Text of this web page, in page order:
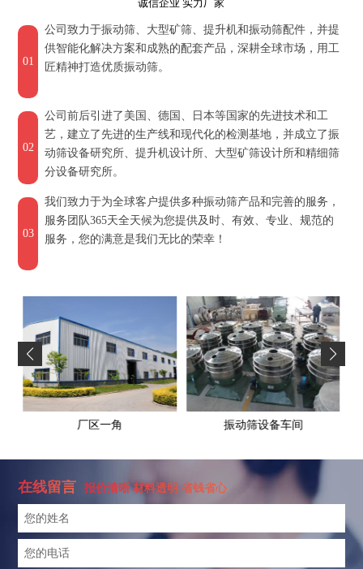
诚信企业 实力厂家
01
公司致力于振动筛、大型矿筛、提升机和振动筛配件，并提
供智能化解决方案和成熟的配套产品，深耕全球市场，用工
匠精神打造优质振动筛。
02
公司前后引进了美国、德国、日本等国家的先进技术和工
艺，建立了先进的生产线和现代化的检测基地，并成立了振
动筛设备研究所、提升机设计所、大型矿筛设计所和精细筛
分设备研究所。
03
我们致力于为全球客户提供多种振动筛产品和完善的服务，
服务团队365天全天候为您提供及时、有效、专业、规范的
服务，您的满意是我们无比的荣幸！
振动筛设备车间 高标产品展厅
在线留言 报价清晰 材料透明 省钱省心